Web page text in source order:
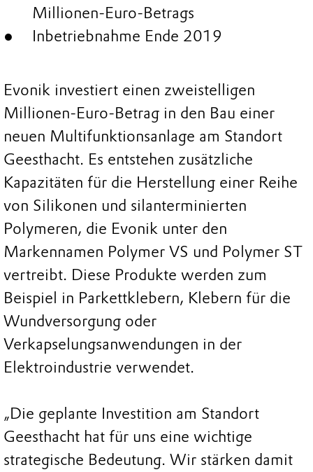
Millionen-Euro-Betrags
Inbetriebnahme Ende 2019
Evonik investiert einen zweistelligen
Millionen-Euro-Betrag in den Bau einer
neuen Multifunktionsanlage am Standort
Geesthacht. Es entstehen zusätzliche
Kapazitäten für die Herstellung einer Reihe
von Silikonen und silanterminierten
Polymeren, die Evonik unter den
Markennamen Polymer VS und Polymer ST
vertreibt. Diese Produkte werden zum
Beispiel in Parkettklebern, Klebern für die
Wundversorgung oder
Verkapselungsanwendungen in der
Elektroindustrie verwendet.
„Die geplante Investition am Standort
Geesthacht hat für uns eine wichtige
strategische Bedeutung. Wir stärken damit